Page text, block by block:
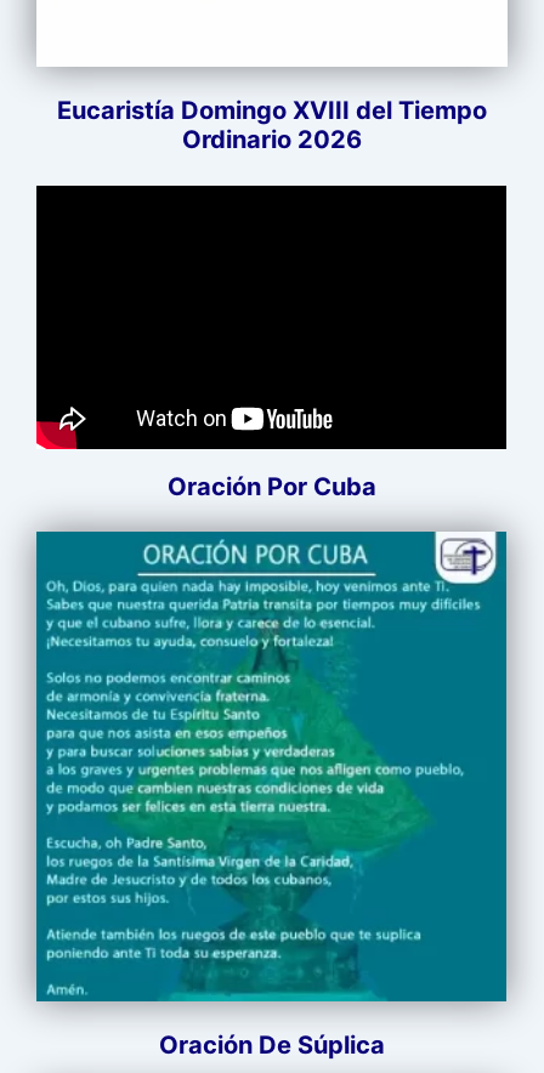
Eucaristía Domingo XVIII del Tiempo
Ordinario 2026
Oración Por Cuba
Oración De Súplica